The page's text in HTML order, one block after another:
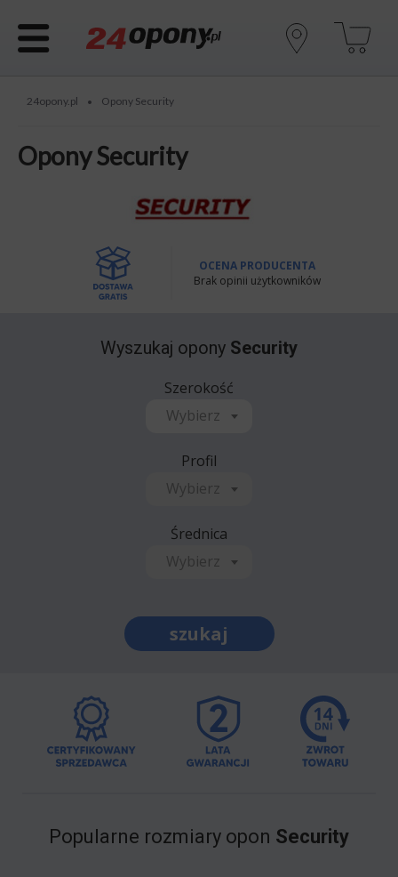
24opony.pl • Opony Security
Opony Security
OCENA PRODUCENTA
Brak opinii użytkowników
Wyszukaj opony Security
Szerokość
Wybierz
Profil
Wybierz
Średnica
Wybierz
szukaj
Popularne rozmiary opon Security